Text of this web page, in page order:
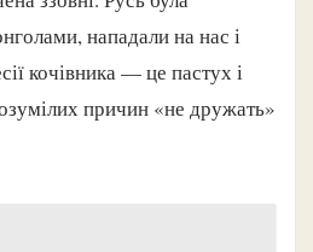
нападали на нас і
кочівника — це пастух і
причин «не дружать»